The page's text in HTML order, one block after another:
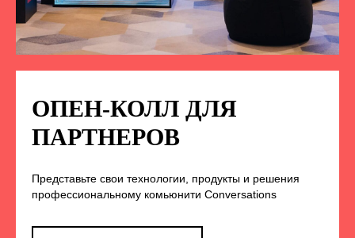
ОПЕН-КОЛЛ ДЛЯ
ПАРТНЕРОВ
Представьте свои технологии, продукты и решения
профессиональному комьюнити Conversations
НА НАС В СОЦСЕТЯХ
TELEGRAM
анонс новых спикеров и другие